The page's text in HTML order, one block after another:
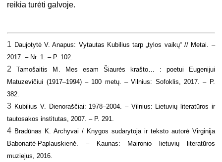
reikia turėti galvoje.
1 Daujotytė V. Anapus: Vytautas Kubilius tarp „tylos vaikų“ // Metai. –
2017. – Nr. 1. – P. 102.
2 Tamošaitis M . Mes esam Šiaurės krašto… : poetui Eugenijui
Matuzevičiui (1917–1994) – 100 metų. – Vilnius: Sofoklis, 2017. – P.
382.
3 Kubilius V. Dienoraščiai: 1978–2004. – Vilnius: Lietuvių literatūros ir
tautosakos institutas, 2007. – P. 291.
4 Bradūnas K. Archyvai / Knygos sudarytoja ir teksto autorė Virginija
Babonaitė-Paplauskienė. – Kaunas: Maironio lietuvių literatūros
muziejus, 2016.